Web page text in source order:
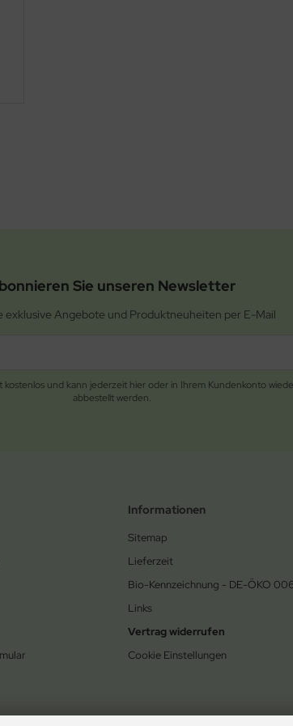
Sie unseren Newsletter
exklusive Angebote und Produktneuheiten per E-Mail
kostenlos und kann jederzeit hier oder in Ihrem Kundenkonto
abbestellt werden.
Informationen
Sitemap
Lieferzeit
Bio-Kennzeichnung - DE-ÖKO
Links
Vertrag widerrufen
Cookie Einstellungen